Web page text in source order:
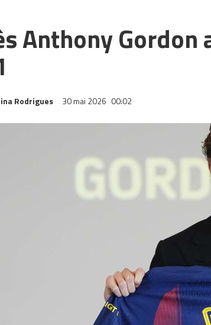
Anthony Gordon
Rodrigues 30 mai 2026 00:02